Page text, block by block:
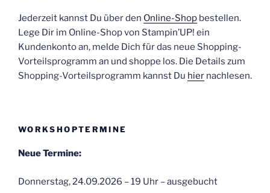
Jederzeit kannst Du über den Online-Shop bestellen.
Lege Dir im Online-Shop von Stampin’UP! ein
Kundenkonto an, melde Dich für das neue Shopping-
Vorteilsprogramm an und shoppe los. Die Details zum
Shopping-Vorteilsprogramm kannst Du hier nachlesen.
WORKSHOPTERMINE
Neue Termine:
Donnerstag, 24.09.2026 – 19 Uhr – ausgebucht